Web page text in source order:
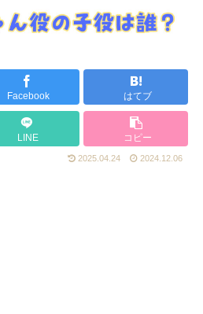
Facebook はてブ
LINE コピー
2025.04.24 2024.12.06